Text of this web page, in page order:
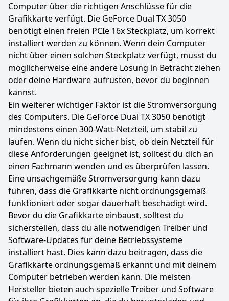
Computer über die richtigen Anschlüsse für die
Grafikkarte verfügt. Die GeForce Dual TX 3050
benötigt einen freien PCIe 16x Steckplatz, um korrekt
installiert werden zu können. Wenn dein Computer
nicht über einen solchen Steckplatz verfügt, musst du
möglicherweise eine andere Lösung in Betracht ziehen
oder deine Hardware aufrüsten, bevor du beginnen
kannst.
Ein weiterer wichtiger Faktor ist die Stromversorgung
des Computers. Die GeForce Dual TX 3050 benötigt
mindestens einen 300-Watt-Netzteil, um stabil zu
laufen. Wenn du nicht sicher bist, ob dein Netzteil für
diese Anforderungen geeignet ist, solltest du dich an
einen Fachmann wenden und es überprüfen lassen.
Eine unsachgemäße Stromversorgung kann dazu
führen, dass die Grafikkarte nicht ordnungsgemäß
funktioniert oder sogar dauerhaft beschädigt wird.
Bevor du die Grafikkarte einbaust, solltest du
sicherstellen, dass du alle notwendigen Treiber und
Software-Updates für deine Betriebssysteme
installiert hast. Dies kann dazu beitragen, dass die
Grafikkarte ordnungsgemäß erkannt und mit deinem
Computer betrieben werden kann. Die meisten
Hersteller bieten auch spezielle Treiber und Software